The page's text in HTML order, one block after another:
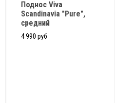
Поднос Viva
Scandinavia "Pure",
средний
4 990 руб